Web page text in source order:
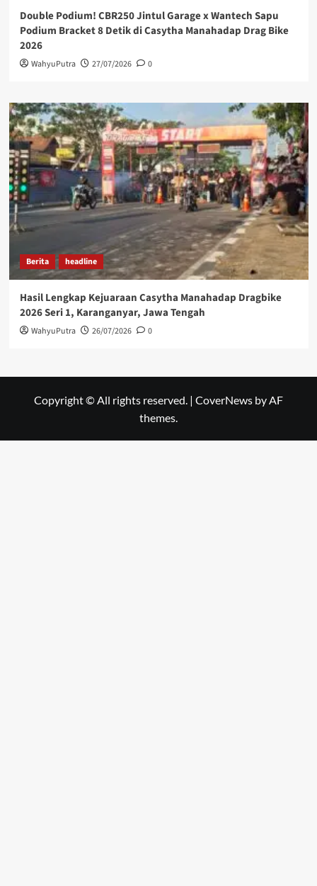
Double Podium! CBR250 Jintul Garage x Wantech Sapu
Podium Bracket 8 Detik di Casytha Manahadap Drag Bike
2026
WahyuPutra 27/07/2026 0
Berita headline
Hasil Lengkap Kejuaraan Casytha Manahadap Dragbike
2026 Seri 1, Karanganyar, Jawa Tengah
WahyuPutra 26/07/2026 0
Copyright © All rights reserved. | CoverNews by AF
themes.